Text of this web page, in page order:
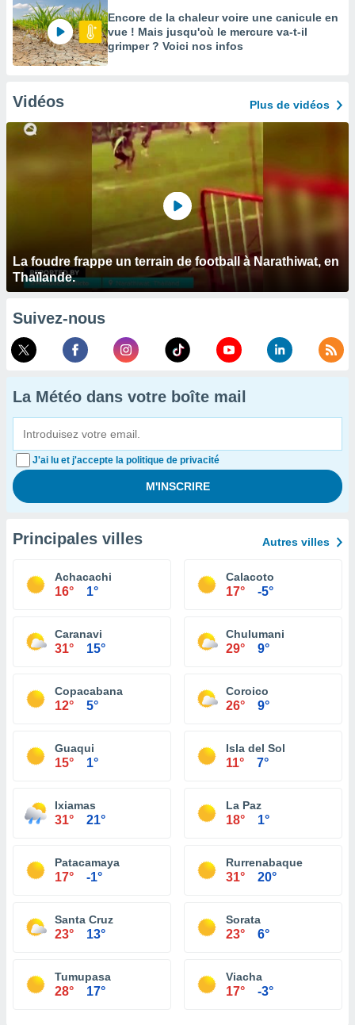
Encore de la chaleur voire une canicule en
vue ! Mais jusqu'où le mercure va-t-il
grimper ? Voici nos infos
Vidéos Plus de vidéos
La foudre frappe un terrain de football à Narathiwat, en
Thaïlande.
Suivez-nous
La Météo dans votre boîte mail
J'ai lu et j'accepte la politique de privacité
Principales villes Autres villes
Achacachi
16° 1°
Calacoto
17° -5°
Caranavi
31° 15°
Chulumani
29° 9°
Copacabana
12° 5°
Coroico
26° 9°
Guaqui
15° 1°
Isla del Sol
11° 7°
Ixiamas
31° 21°
La Paz
18° 1°
Patacamaya
17° -1°
Rurrenabaque
31° 20°
Santa Cruz
23° 13°
Sorata
23° 6°
Tumupasa
28° 17°
Viacha
17° -3°